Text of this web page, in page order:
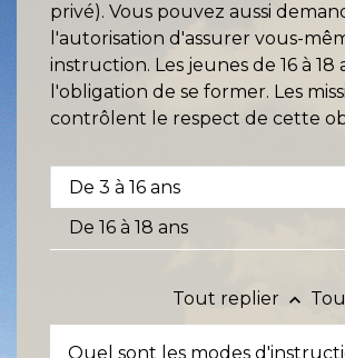
privé). Vous pouvez aussi
l'autorisation d'assurer vous-
instruction. Les jeunes de 16 à 18
l'obligation de se former. Les
contrôlent le respect de cette
De 3 à 16 ans
De 16 à 18 ans
Tout replier keyboard_arrow_up
Quel sont les modes